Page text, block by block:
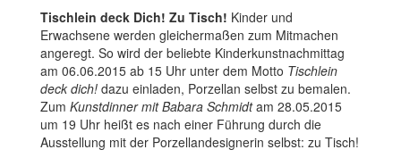
Tischlein deck Dich! Zu Tisch! Kinder und
Erwachsene werden gleichermaßen zum Mitmachen
angeregt. So wird der beliebte Kinderkunstnachmittag
am 06.06.2015 ab 15 Uhr unter dem Motto Tischlein
deck dich! dazu einladen, Porzellan selbst zu bemalen.
Zum Kunstdinner mit Babara Schmidtam 28.05.2015
um 19 Uhr heißt es nach einer Führung durch die
Ausstellung mit der Porzellandesignerin selbst: zu Tisch!